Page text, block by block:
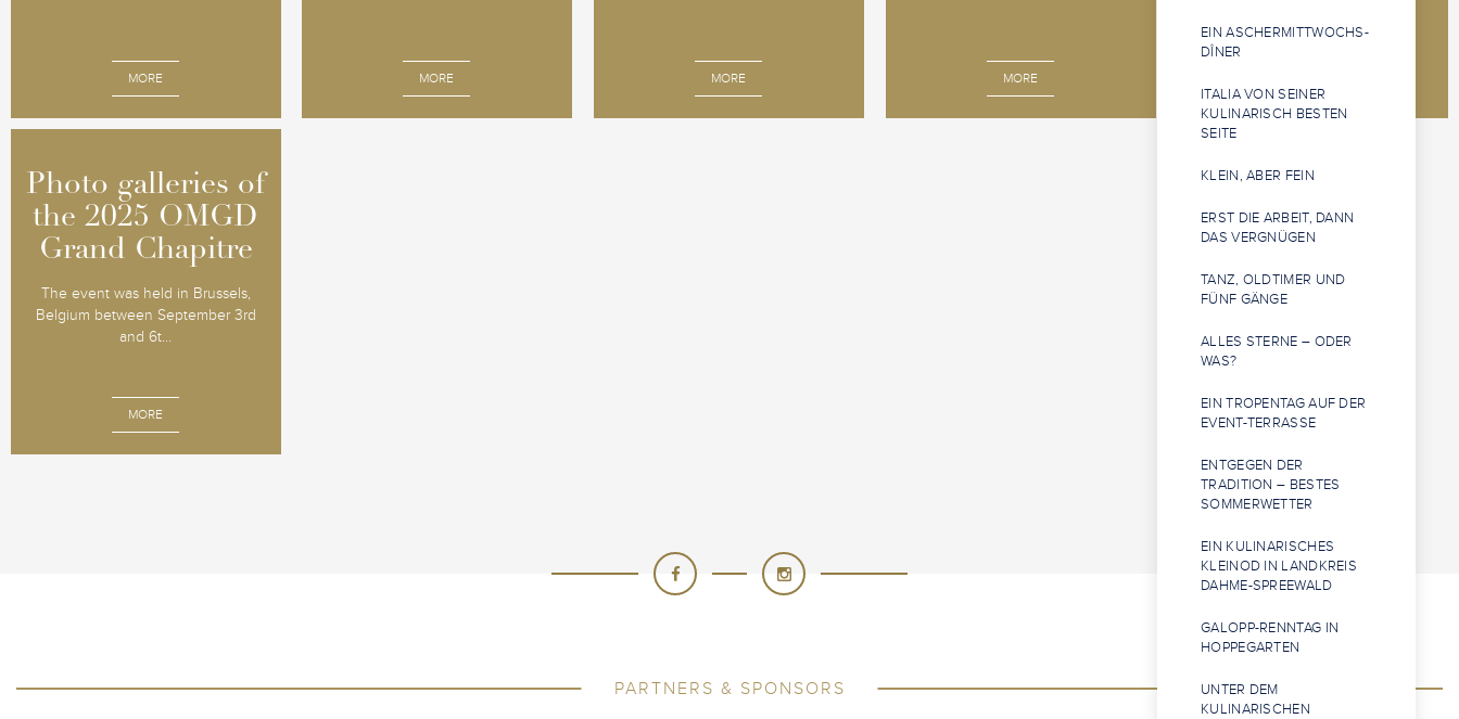
EIN ASCHERMITTWOCHS-
DÎNER
ITALIA VON SEINER
KULINARISCH BESTEN
SEITE
KLEIN, ABER FEIN
ERST DIE ARBEIT, DANN
DAS VERGNÜGEN
TANZ, OLDTIMER UND
FÜNF GÄNGE
ALLES STERNE – ODER
WAS?
EIN TROPENTAG AUF DER
EVENT-TERRASSE
ENTGEGEN DER
TRADITION – BESTES
SOMMERWETTER
EIN KULINARISCHES
KLEINOD IN LANDKREIS
DAHME-SPREEWALD
GALOPP-RENNTAG IN
HOPPEGARTEN
UNTER DEM
KULINARISCHEN
MORE MORE MORE MORE
Photo galleries of
the 2025 OMGD
Grand Chapitre
The event was held in Brussels,
Belgium between September 3rd
and 6t...
MORE
Photo galleries of
the 2025 OMGD
Grand Chapitre
PARTNERS & SPONSORS